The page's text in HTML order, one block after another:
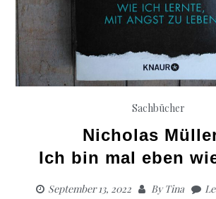
Sachbücher
Nicholas
Ich bin mal eben
September 13, 2022 ByTina